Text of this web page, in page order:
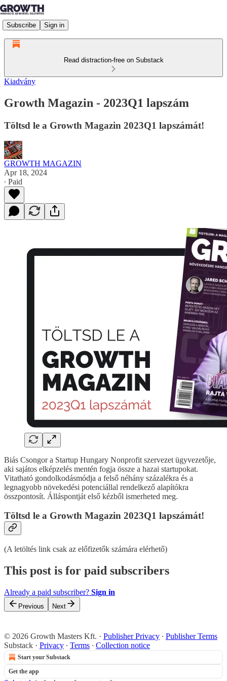
Subscribe Sign in
Read distraction-free on Substack
Kiadvány
Growth Magazin - 2023Q1 lapszám
Töltsd le a Growth Magazin 2023Q1 lapszámát!
GROWTH MAGAZIN
Apr 18, 2024
∙ Paid
Biás Csongor a Startup Hungary Nonprofit szervezet ügyvezetője,
aki sajátos elképzelés mentén fogja össze a hazai startupokat.
Vitatható gondolkodásmódja a felső néhány százalékra és a
legnagyobb növekedési potenciállal rendelkező alapítókra
összpontosít. Álláspontját első kézből ismerheted meg.
Töltsd le a Growth Magazin 2023Q1 lapszámát!
(A letöltés link csak az előfizetők számára elérhető)
This post is for paid subscribers
Already a paid subscriber? Sign in
Previous Next
© 2026 Growth Masters Kft. · Publisher Privacy ∙ Publisher Terms
Substack · Privacy ∙ Terms ∙ Collection notice
Start your Substack
Get the app